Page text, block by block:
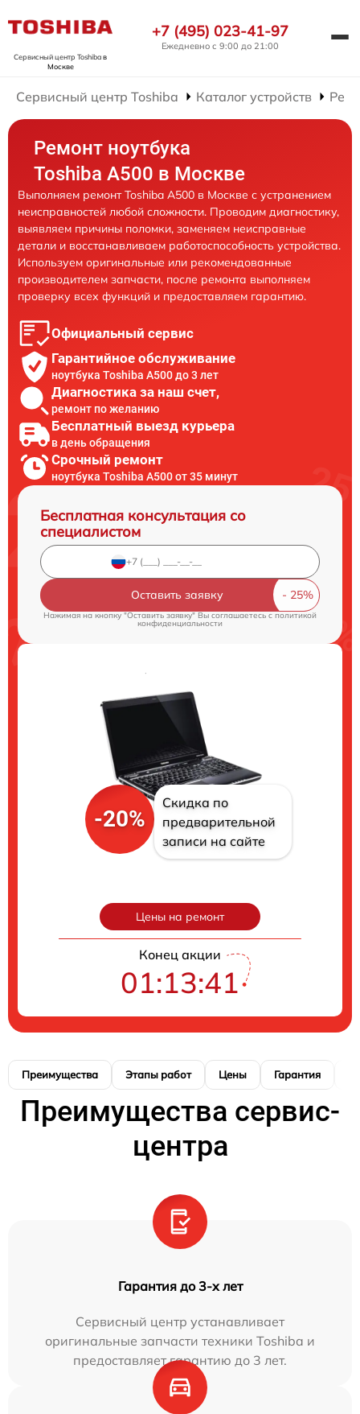
Сервисный центр Toshibaв
Москве
+7 (495) 023-41-97
Ежедневно с 9:00 до 21:00
Сервисный центр Toshiba Каталог устройств
Ремонт ноутбука
Toshiba A500 в Москве
Выполняем ремонт Toshiba A500 в Москве с устранением
неисправностей любой сложности. Проводим диагностику,
выявляем причины поломки, заменяем неисправные
детали и восстанавливаем работоспособность устройства.
Используем оригинальные или рекомендованные
производителем запчасти, после ремонта выполняем
проверку всех функций и предоставляем гарантию.
Официальный сервис
Гарантийное обслуживание
ноутбука Toshiba A500 до 3 лет
Диагностика за наш счет,
ремонт по желанию
Бесплатный выезд курьера
в день обращения
Срочный ремонт
ноутбука Toshiba A500 от 35 минут
Бесплатная консультация со
специалистом
Оставить заявку
Нажимая на кнопку "Оставить заявку" Вы соглашаетесь cполитикой
конфиденциальности
-20%
Скидка по
предварительной
записи на сайте
Цены на ремонт
Конец акции
01:13:40
Преимущества Этапы работ Цены Гарантия
Преимущества сервис-
центра
Гарантия до 3-х лет
Сервисный центр устанавливает
оригинальные запчасти техники Toshiba и
предоставляет гарантию до 3 лет.